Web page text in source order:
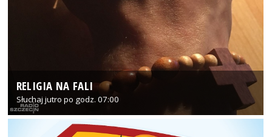
RELIGIA NA FALI
Słuchaj jutro po godz. 07:00